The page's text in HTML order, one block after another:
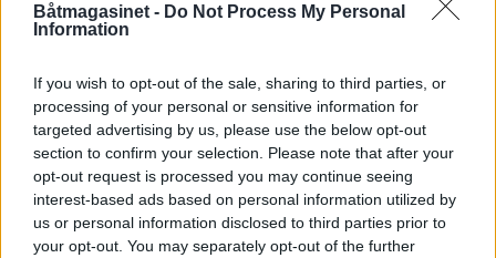
Båtmagasinet - Do Not Process My Personal
Information
If you wish to opt-out of the sale, sharing to third parties, or
processing of your personal or sensitive information for
targeted advertising by us, please use the below opt-out
section to confirm your selection. Please note that after your
opt-out request is processed you may continue seeing
interest-based ads based on personal information utilized by
us or personal information disclosed to third parties prior to
your opt-out. You may separately opt-out of the further
PLUS